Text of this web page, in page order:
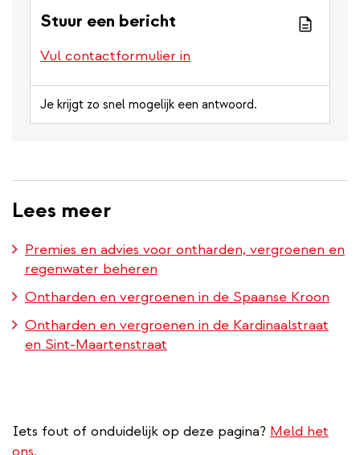
Stuur een bericht
Vul contactformulier in
Je krijgt zo snel mogelijk een antwoord.
Lees meer
Premies en advies voor ontharden, vergroenen en
regenwater beheren
Ontharden en vergroenen in de Spaanse Kroon
Ontharden en vergroenen in de Kardinaalstraat
en Sint-Maartenstraat
Iets fout of onduidelijk op deze pagina? Meld het